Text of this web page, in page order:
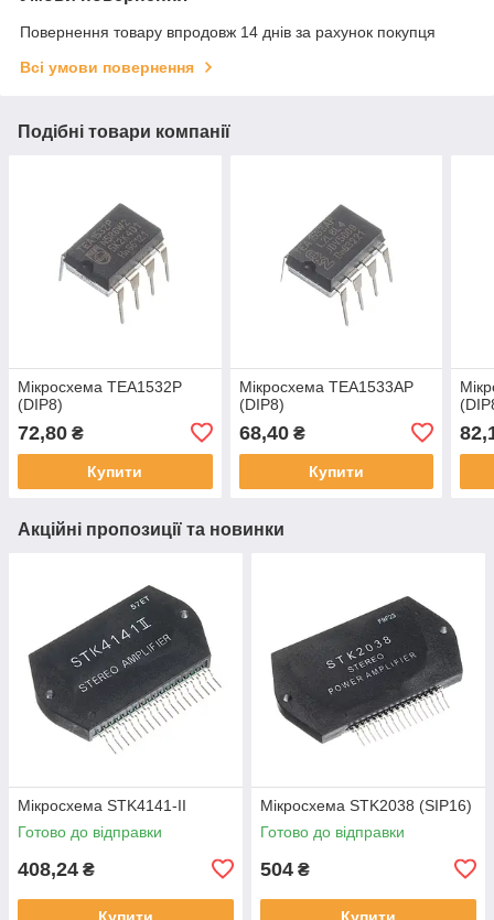
Повернення товару впродовж 14 днів за рахунок покупця
Всі умови повернення
Подібні товари компанії
Мікросхема TEA1532P
(DIP8)
72,80 ₴
Купити
Мікросхема TEA1533AP
(DIP8)
68,40₴
Купити
Акційні пропозиції та новинки
Мікросхема STK4141-II
Готово до відправки
408,24 ₴
Мікросхема STK2038 (SIP16)
Готово до відправки
504 ₴